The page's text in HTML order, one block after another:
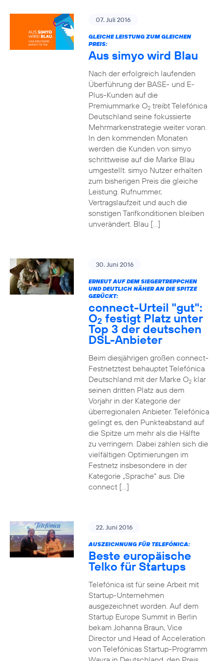
07. Juli 2016
GLEICHE LEISTUNG ZUM GLEICHEN
PREIS:
Aus simyo wird Blau
Nach der erfolgreich laufenden
Überführung der BASE- und E-
Plus-Kunden auf die
Premiummarke O2treibt Telefónica
Deutschland seine fokussierte
Mehrmarkenstrategie weiter voran.
In den kommenden Monaten
werden die Kunden von simyo
schrittweise auf die Marke Blau
umgestellt. simyo Nutzer erhalten
zum bisherigen Preis die gleiche
Leistung. Rufnummer,
Vertragslaufzeit und auch die
sonstigen Tarifkonditionen bleiben
unverändert. Blau […]
30. Juni 2016
ERNEUT AUF DEM SIEGERTREPPCHEN
UND DEUTLICH NÄHER AN DIE SPITZE
GERÜCKT:
connect-Urteil "gut":
O2 festigt Platz unter
Top 3 der deutschen
DSL-Anbieter
Beim diesjährigen großen connect-
Festnetztest behauptet Telefónica
Deutschland mit der Marke O2klar
seinen dritten Platz aus dem
Vorjahr in der Kategorie der
überregionalen Anbieter. Telefónica
gelingt es, den Punkteabstand auf
die Spitze um mehr als die Hälfte
zu verringern. Dabei zahlen sich die
vielfältigen Optimierungen im
Festnetz insbesondere in der
Kategorie „Sprache“ aus. Die
connect […]
22. Juni 2016
AUSZEICHNUNG FÜR TELEFÓNICA:
Beste europäische
Telko für Startups
Telefónica ist für seine Arbeit mit
Startup-Unternehmen
ausgezeichnet worden. Auf dem
Startup Europe Summit in Berlin
bekam Johanna Braun, Vice
Director und Head of Acceleration
von Telefónicas Startup-Programm